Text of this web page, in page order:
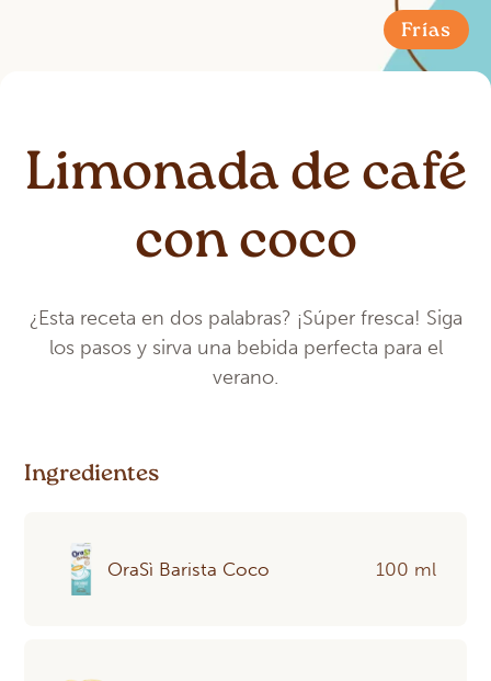
Frías
Limonada de café
con coco
¿Esta receta en dos palabras? ¡Súper fresca! Siga
los pasos y sirva una bebida perfecta para el
verano.
Ingredientes
OraSì Barista Coco 100 ml